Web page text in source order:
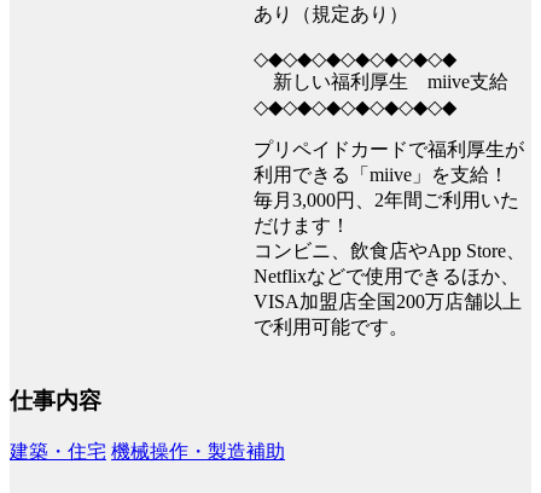
あり（規定あり）
◇◆◇◆◇◆◇◆◇◆◇◆◇◆
新しい福利厚生 miive支給
◇◆◇◆◇◆◇◆◇◆◇◆◇◆
プリペイドカードで福利厚生が
利用できる「miive」を支給！
毎月3,000円、2年間ご利用いた
だけます！
コンビニ、飲食店やApp Store、
Netflixなどで使用できるほか、
VISA加盟店全国200万店舗以上
で利用可能です。
仕事内容
建築・住宅 機械操作・製造補助